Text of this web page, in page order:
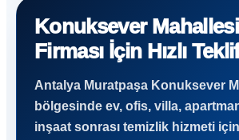
Konuksever
Firması İçin Hızlı
Antalya Muratpaşa Konuksever
bölgesinde ev, ofis, villa,
inşaat sonrası temizlik hizmeti